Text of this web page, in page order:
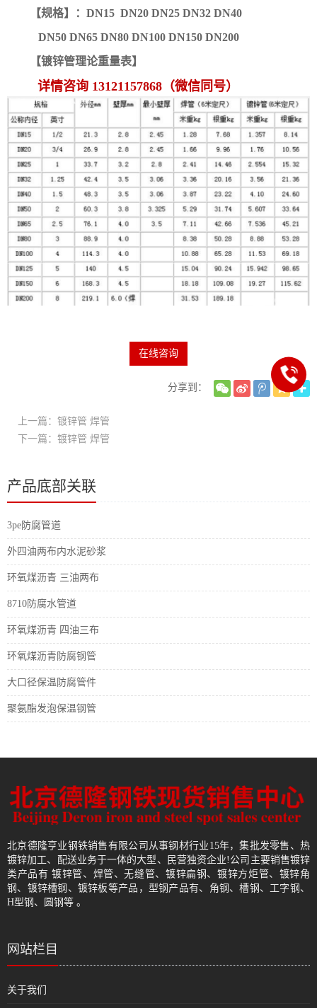
【规格】：DN15 DN20 DN25 DN32 DN40
DN50 DN65 DN80 DN100 DN150 DN200
【镀锌管理论重量表】
详情咨询 13121157868（微信同号）
在线咨询
分享到：
上一篇：镀锌管 焊管
下一篇：镀锌管 焊管
产品底部关联
3pe防腐管道
外四油两布内水泥砂浆
环氧煤沥青 三油两布
8710防腐水管道
环氧煤沥青 四油三布
环氧煤沥青防腐钢管
大口径保温防腐管件
聚氨酯发泡保温钢管
北京德隆亨业钢铁销售有限公司从事钢材行业15年，集批发零售、热
镀锌加工、配送业务于一体的大型、民营独资企业!公司主要销售镀锌
类产品有 镀锌管、焊管、无缝管、镀锌扁钢、镀锌方炬管、镀锌角
钢、镀锌槽钢、镀锌板等产品，型钢产品有、角钢、槽钢、工字钢、
H型钢、圆钢等 。
网站栏目
关于我们